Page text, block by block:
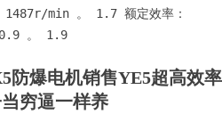
min 。 1.7 额定效率：
。 1.9
防爆电机销售YE5超高效率
穷逼一样养